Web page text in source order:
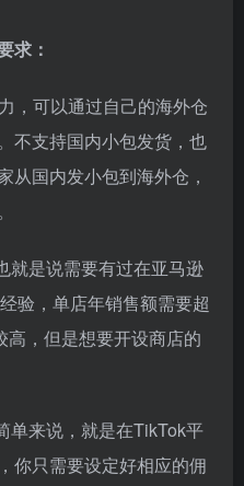
求：
，可以通过自己的海外仓
不支持国内小包发货，也
从国内发小包到海外仓，
就是说需要有过在亚马逊
验，单店年销售额需要超
，但是想要开设商店的
单来说，就是在TikTok平
你只需要设定好相应的佣